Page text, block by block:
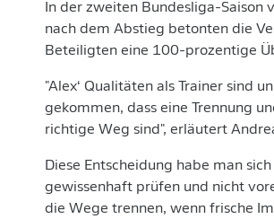
In der zweiten Bundesliga-Saison
nach dem Abstieg betonten die
Beteiligten eine 100-prozentige
"Alex‘ Qualitäten als Trainer sind
gekommen, dass eine Trennung
richtige Weg sind", erläutert
Diese Entscheidung habe man
gewissenhaft prüfen und nicht
die Wege trennen, wenn frische